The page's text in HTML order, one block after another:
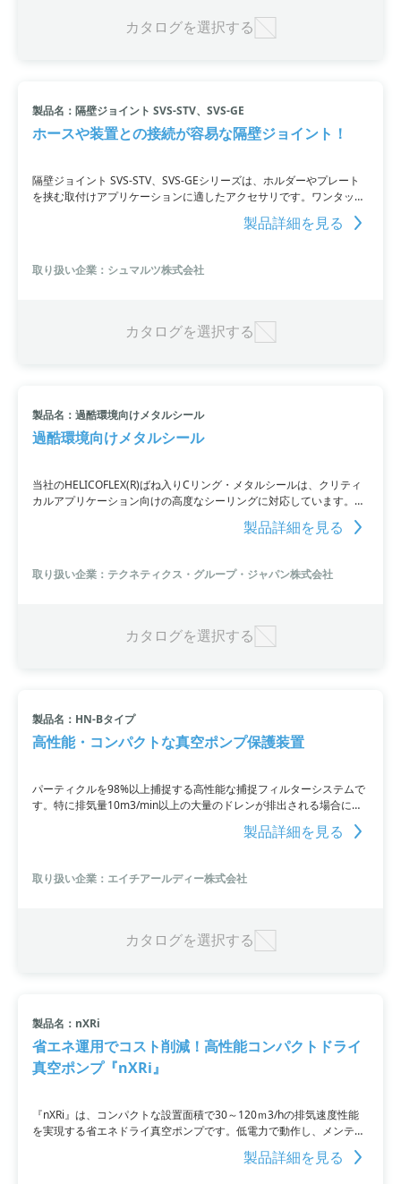
カタログを選択する
製品名：隔壁ジョイント SVS-STV、SVS-GE
ホースや装置との接続が容易な隔壁ジョイント！
隔壁ジョイント SVS-STV、SVS-GEシリーズは、ホルダーやプレート
を挟む取付けアプリケーションに適したアクセサリです。ワンタッチ
ホースコネクタのタイプ（SVS-STV）と、ネジが切れているタイプ
（SVS-GE）をラインアップしているため、ホースやエジェクタ、装
製品詳細を見る
取り扱い企業：シュマルツ株式会社
カタログを選択する
製品名：過酷環境向けメタルシール
過酷環境向けメタルシール
当社のHELICOFLEX(R)ばね入りCリング・メタルシールは、クリティ
カルアプリケーション向けの高度なシーリングに対応しています。加
速器をはじめ、航空宇宙、核融合炉、原子力発電所、極低温、半導体
製造設備など過酷な環境で使用されています。製品詳細を見る
取り扱い企業：テクネティクス・グループ・ジャパン株式会社
カタログを選択する
製品名：HN-Bタイプ
高性能・コンパクトな真空ポンプ保護装置
パーティクルを98%以上捕捉する高性能な捕捉フィルターシステムで
す。特に排気量10m3/min以上の大量のドレンが排出される場合に使
用する「HN-Bタイプ」は、フィルター3本入りの横型構造で大排気量
に対応しています。これにより、御社の環境対策活動を推進し、
製品詳細を見る
取り扱い企業：エイチアールディー株式会社
カタログを選択する
製品名：nXRi
省エネ運用でコスト削減！高性能コンパクトドライ
真空ポンプ『nXRi』
『nXRi』は、コンパクトな設置面積で30～120ｍ3/hの排気速度性能
を実現する省エネドライ真空ポンプです。低電力で動作し、メンテナ
ンスフリーの設計により、最大稼働時間とメンテナンスコストの削減
が保証されます。分析機器や真空システムへの統合も容易で、質量分
製品詳細を見る